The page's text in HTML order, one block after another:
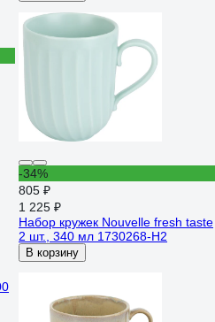
-34%
805 ₽
1 225 ₽
Набор кружек Nouvelle fresh taste
2 шт., 340 мл 1730268-Н2
В корзину